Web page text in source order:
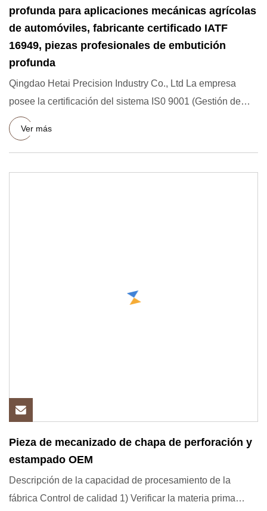
profunda para aplicaciones mecánicas agrícolas
de automóviles, fabricante certificado IATF
16949, piezas profesionales de embutición
profunda
Qingdao Hetai Precision Industry Co., Ltd La empresa
posee la certificación del sistema IS0 9001 (Gestión de
calidad int
Ver más
Pieza de mecanizado de chapa de perforación y
estampado OEM
Descripción de la capacidad de procesamiento de la
fábrica Control de calidad 1) Verificar la materia prima